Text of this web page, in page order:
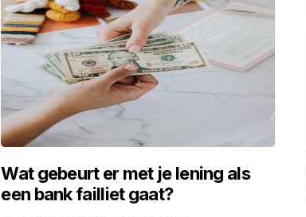
Wat gebeurt er met je lening als
een bank failliet gaat?